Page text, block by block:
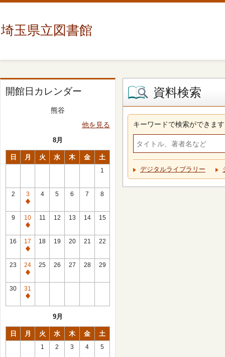
埼玉県立図書館
開館日カレンダー
熊谷
他を見る
8月
日 月 火 水 木 金 土
1
2
3
休
館
日
4 5 6 7 8
9
10
休
館
日
11 12 13 14 15
16
17
休
館
日
18 19 20 21 22
23
24
休
館
日
25 26 27 28 29
30
31
休
9月
日 月 火 水 木 金 土
1 2 3 4 5
資料検索
キーワードで検索ができます
デジタルライブラリー